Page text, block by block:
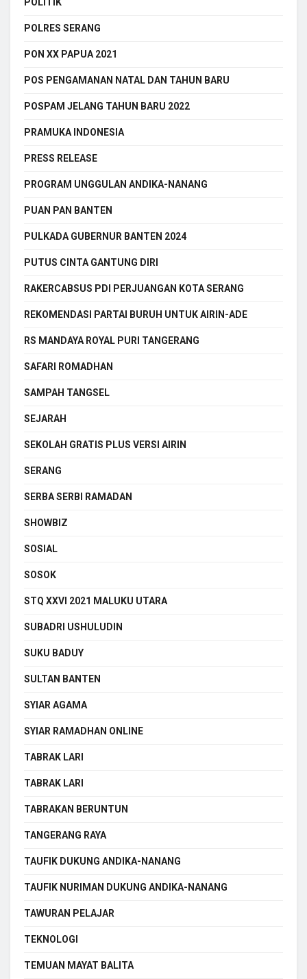
POLRES SERANG
PON XX PAPUA 2021
POS PENGAMANAN NATAL DAN TAHUN BARU
POSPAM JELANG TAHUN BARU 2022
PRAMUKA INDONESIA
PRESS RELEASE
PROGRAM UNGGULAN ANDIKA-NANANG
PUAN PAN BANTEN
PULKADA GUBERNUR BANTEN 2024
PUTUS CINTA GANTUNG DIRI
RAKERCABSUS PDI PERJUANGAN KOTA SERANG
REKOMENDASI PARTAI BURUH UNTUK AIRIN-ADE
RS MANDAYA ROYAL PURI TANGERANG
SAFARI ROMADHAN
SAMPAH TANGSEL
SEJARAH
SEKOLAH GRATIS PLUS VERSI AIRIN
SERANG
SERBA SERBI RAMADAN
SHOWBIZ
SOSIAL
SOSOK
STQ XXVI 2021 MALUKU UTARA
SUBADRI USHULUDIN
SUKU BADUY
SULTAN BANTEN
SYIAR AGAMA
SYIAR RAMADHAN ONLINE
TABRAK LARI
TABRAK LARI
TABRAKAN BERUNTUN
TANGERANG RAYA
TAUFIK DUKUNG ANDIKA-NANANG
TAUFIK NURIMAN DUKUNG ANDIKA-NANANG
TAWURAN PELAJAR
TEKNOLOGI
TEMUAN MAYAT BALITA